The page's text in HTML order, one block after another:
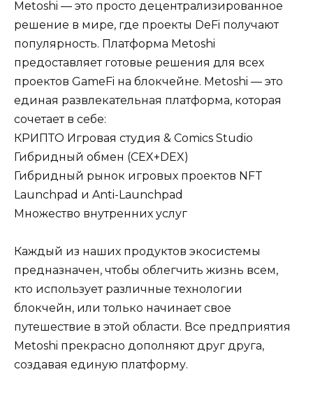
Metoshi — это просто децентрализированное
решение в мире, где проекты DeFi получают
популярность. Платформа Metoshi
предоставляет готовые решения для всех
проектов GameFi на блокчейне. Metoshi — это
единая развлекательная платформа, которая
сочетает в себе:
КРИПТО Игровая студия & Comics Studio
Гибридный обмен (CEX+DEX)
Гибридный рынок игровых проектов NFT
Launchpad и Anti-Launchpad
Множество внутренних услуг
Каждый из наших продуктов экосистемы
предназначен, чтобы облегчить жизнь всем,
кто использует различные технологии
блокчейн, или только начинает свое
путешествие в этой области. Все предприятия
Metoshi прекрасно дополняют друг друга,
создавая единую платформу.